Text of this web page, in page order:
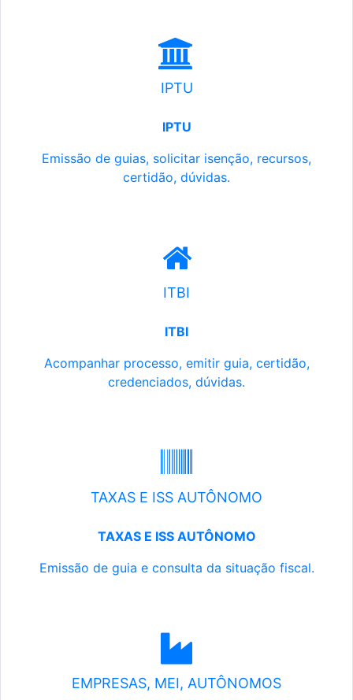
IPTU
IPTU
Emissão de guias, solicitar isenção, recursos,
certidão, dúvidas.
ITBI
ITBI
Acompanhar processo, emitir guia, certidão,
credenciados, dúvidas.
TAXAS E ISS AUTÔNOMO
TAXAS E ISS AUTÔNOMO
Emissão de guia e consulta da situação fiscal.
EMPRESAS, MEI, AUTÔNOMOS